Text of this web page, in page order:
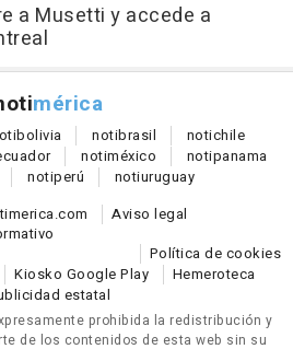
a Musetti y accede a
mérica
bolivia notibrasil notichile
notiméxico notipanama
notiperú notiuruguay
Aviso legal
Política de cookies
Kiosko Google Play
Hemeroteca
estatal
prohibida la redistribución y
de los contenidos de esta web sin su